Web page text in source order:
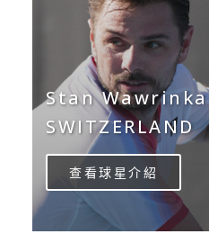
Stan Wawrinka
SWITZERLAND
查看球星介紹